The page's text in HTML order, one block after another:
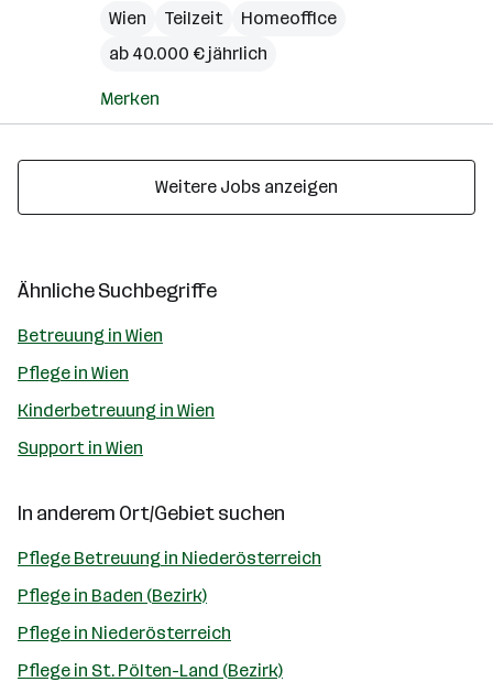
Wien
Teilzeit
Homeoffice
ab 40.000 € jährlich
Merken
Weitere Jobs anzeigen
Ähnliche Suchbegriffe
Betreuung in Wien
Pflege in Wien
Kinderbetreuung in Wien
Support in Wien
In anderem Ort/Gebiet suchen
Pflege Betreuung in Niederösterreich
Pflege in Baden (Bezirk)
Pflege in Niederösterreich
Pflege in St. Pölten-Land (Bezirk)